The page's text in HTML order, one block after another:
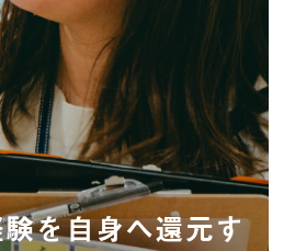
を自身へ還元す